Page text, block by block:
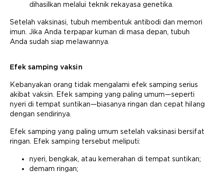
dihasilkan melalui teknik rekayasa genetika.
Setelah vaksinasi, tubuh membentuk antibodi dan memori
imun. Jika Anda terpapar kuman di masa depan, tubuh
Anda sudah siap melawannya.
Efek samping vaksin
Kebanyakan orang tidak mengalami efek samping serius
akibat vaksin. Efek samping yang paling umum—seperti
nyeri di tempat suntikan—biasanya ringan dan cepat hilang
dengan sendirinya.
Efek samping yang paling umum setelah vaksinasi bersifat
ringan. Efek samping tersebut meliputi:
nyeri, bengkak, atau kemerahan di tempat suntikan;
demam ringan;